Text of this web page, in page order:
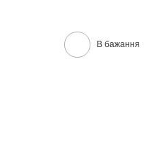
В бажання